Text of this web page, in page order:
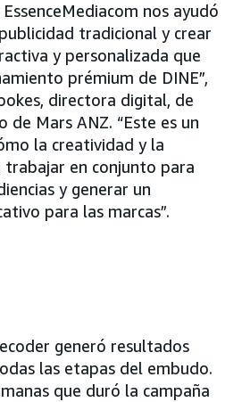
nos ayudó
tradicional y crear
y personalizada que
prémium de DINE”,
directora digital, de
de Mars ANZ. “Este es un
la creatividad y la
en conjunto para
y generar un
para las marcas”.
generó resultados
las etapas del embudo.
que duró la campaña